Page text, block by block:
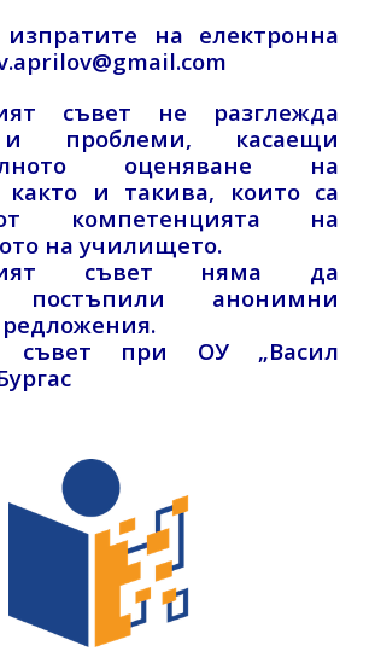
на електронна
съвет не разглежда
проблеми, касаещи
оценяване на
както и такива, които са
компетенцията на
на училището.
съвет няма да
постъпили анонимни
съвет при ОУ „Васил